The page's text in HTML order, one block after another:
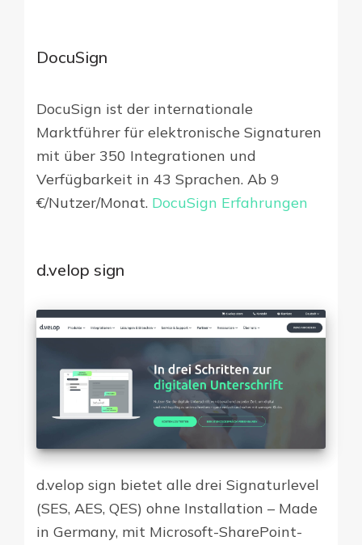
DocuSign
DocuSign ist der internationale
Marktführer für elektronische Signaturen
mit über 350 Integrationen und
Verfügbarkeit in 43 Sprachen. Ab 9
€/Nutzer/Monat. DocuSign Erfahrungen
d.velop sign
d.velop sign bietet alle drei Signaturlevel
(SES, AES, QES) ohne Installation – Made
in Germany, mit Microsoft-SharePoint-